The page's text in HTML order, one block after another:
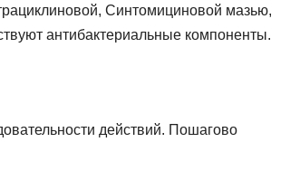
Синтомициновой мазью,
антибактериальные компоненты.
действий. Пошагово